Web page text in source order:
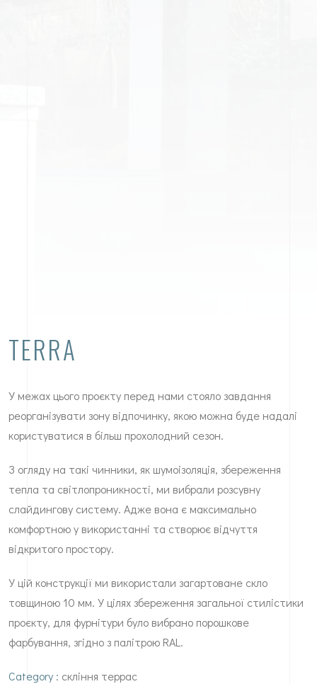
TERRA
У межах цього проєкту перед нами стояло завдання
реорганізувати зону відпочинку, якою можна буде надалі
користуватися в більш прохолодний сезон.
З огляду на такі чинники, як шумоізоляція, збереження
тепла та світлопроникності, ми вибрали розсувну
слайдингову систему. Адже вона є максимально
комфортною у використанні та створює відчуття
відкритого простору.
У цій конструкції ми використали загартоване скло
товщиною 10 мм. У цілях збереження загальної стилістики
проєкту, для фурнітури було вибрано порошкове
фарбування, згідно з палітрою RAL.
Сategory : скління террас